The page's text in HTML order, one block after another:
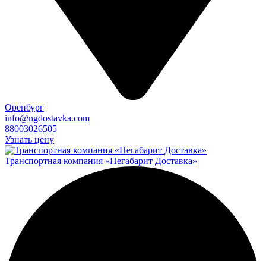
Оренбург
info@ngdostavka.com
88003026505
Узнать цену
Транспортная компания «Негабарит Доставка»